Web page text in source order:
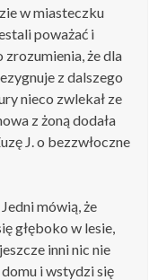
w miasteczku
poważać i
zrozumienia, że dla
z dalszego
nieco zwlekał ze
z żoną dodała
J. o bezzwłoczne
mówią, że
głęboko w lesie,
inni nic nie
i wstydzi się